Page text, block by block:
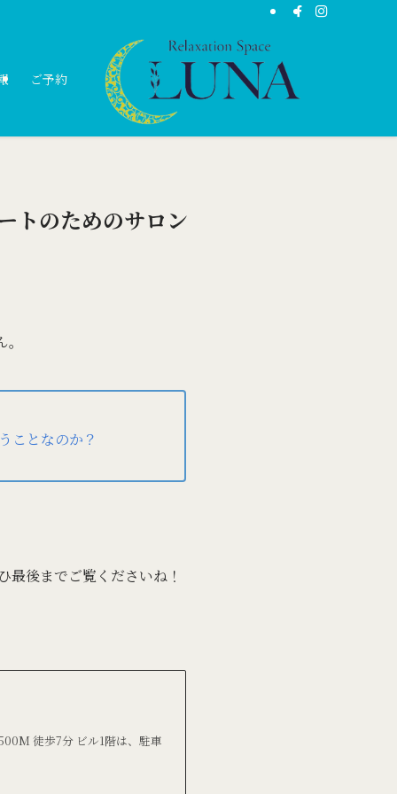
ご予約
トのためのサロン
ことなのか？
後までご覧くださいね！
徒歩7分 ビル1階は、駐車